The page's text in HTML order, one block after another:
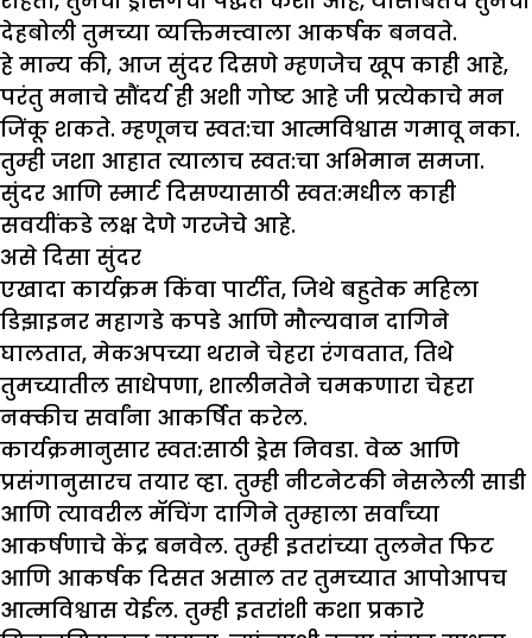
देहबोली तुमच्या व्यक्तिमत्त्वाला आकर्षक बनवते.
हे मान्य की, आज सुंदर दिसणे म्हणजेच खूप काही आहे,
परंतु मनाचे सौंदर्य ही अशी गोष्ट आहे जी प्रत्येकाचे मन
जिंकू शकते. म्हणूनच स्वत:चा आत्मविश्वास गमावू नका.
तुम्ही जशा आहात त्यालाच स्वत:चा अभिमान समजा.
सुंदर आणि स्मार्ट दिसण्यासाठी स्वत:मधील काही
सवयींकडे लक्ष देणे गरजेचे आहे.
असे दिसा सुंदर
एखादा कार्यक्रम किंवा पार्टीत, जिथे बहुतेक महिला
डिझाइनर महागडे कपडे आणि मौल्यवान दागिने
घालतात, मेकअपच्या थराने चेहरा रंगवतात, तिथे
तुमच्यातील साधेपणा, शालीनतेने चमकणारा चेहरा
नक्कीच सर्वांना आकर्षित करेल.
कार्यक्रमानुसार स्वत:साठी ड्रेस निवडा. वेळ आणि
प्रसंगानुसारच तयार व्हा. तुम्ही नीटनेटकी नेसलेली साडी
आणि त्यावरील मॅचिंग दागिने तुम्हाला सर्वांच्या
आकर्षणाचे केंद्र बनवेल. तुम्ही इतरांच्या तुलनेत फिट
आणि आकर्षक दिसत असाल तर तुमच्यात आपोआपच
आत्मविश्वास येईल. तुम्ही इतरांशी कशा प्रकारे